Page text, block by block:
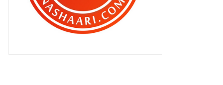
Abang Long Qhaliff !
JWANITA : Filem seram atau ganas